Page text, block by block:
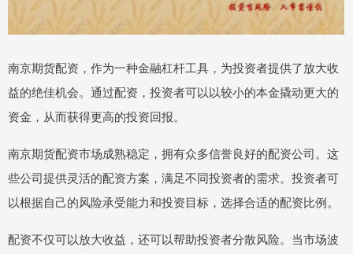
南京期货配资，作为一种金融杠杆工具，为投资者提供了放大收
益的绝佳机会。通过配资，投资者可以以较小的本金撬动更大的
资金，从而获得更高的投资回报。
南京期货配资市场成熟稳定，拥有众多信誉良好的配资公司。这
些公司提供灵活的配资方案，满足不同投资者的需求。投资者可
以根据自己的风险承受能力和投资目标，选择合适的配资比例。
配资不仅可以放大收益，还可以帮助投资者分散风险。当市场波